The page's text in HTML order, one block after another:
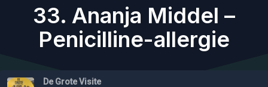
33. Ananja Middel –
Penicilline-allergie
De Grote Visite